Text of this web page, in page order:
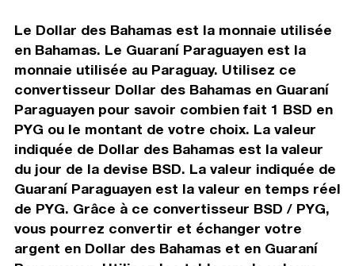
Le Dollar des Bahamas est la monnaie utilisée
en Bahamas. Le Guaraní Paraguayen est la
monnaie utilisée au Paraguay. Utilisez ce
convertisseur Dollar des Bahamas en Guaraní
Paraguayen pour savoir combien fait 1 BSD en
PYG ou le montant de votre choix. La valeur
indiquée de Dollar des Bahamas est la valeur
du jour de la devise BSD. La valeur indiquée de
Guaraní Paraguayen est la valeur en temps réel
de PYG. Grâce à ce convertisseur BSD / PYG,
vous pourrez convertir et échanger votre
argent en Dollar des Bahamas et en Guaraní